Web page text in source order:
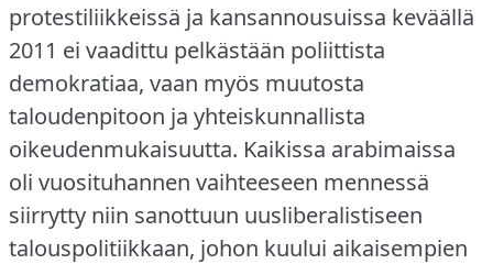
protestiliikkeissä ja kansannousuissa keväällä
2011 ei vaadittu pelkästään poliittista
demokratiaa, vaan myös muutosta
taloudenpitoon ja yhteiskunnallista
oikeudenmukaisuutta. Kaikissa arabimaissa
oli vuosituhannen vaihteeseen mennessä
siirrytty niin sanottuun uusliberalistiseen
talouspolitiikkaan, johon kuului aikaisempien